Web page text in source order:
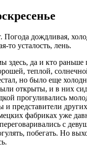
Погода дождливая,
то усталость, лень.
здесь, да и кто
теплой,
но было еще
открыты, и в них
прогуливались
и представители
фабриках уже
с
побегать. Но